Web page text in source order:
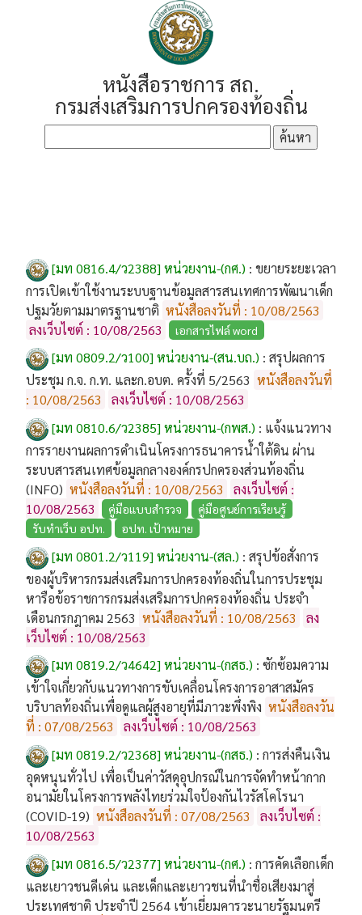
หนังสือราชการ สถ.
กรมส่งเสริมการปกครองท้องถิ่น
[มท 0816.4/ว2388] หน่วยงาน-(กศ.) : ขยายระยะเวลา
การเปิดเข้าใช้งานระบบฐานข้อมูลสารสนเทศการพัฒนาเด็ก
ปฐมวัยตามมาตรฐานชาติ หนังสือลงวันที่ : 10/08/2563
ลงเว็บไซต์ : 10/08/2563
เอกสารไฟล์ word
[มท 0809.2/ว100] หน่วยงาน-(สน.บถ.) : สรุปผลการ
ประชุม ก.จ. ก.ท. และก.อบต. ครั้งที่ 5/2563 หนังสือลงวันที่
: 10/08/2563
ลงเว็บไซต์ : 10/08/2563
[มท 0810.6/ว2385] หน่วยงาน-(กพส.) : แจ้งแนวทาง
การรายงานผลการดำเนินโครงการธนาคารน้ำใต้ดิน ผ่าน
ระบบสารสนเทศข้อมูลกลางองค์กรปกครองส่วนท้องถิ่น
(INFO) หนังสือลงวันที่ : 10/08/2563
ลงเว็บไซต์ :
10/08/2563
คู่มือแบบสำรวจ
คู่มือศูนย์การเรียนรู้
รับทำเว็บ อปท.
อปท. เป้าหมาย
[มท 0801.2/ว119] หน่วยงาน-(สล.) : สรุปข้อสั่งการ
ของผู้บริหารกรมส่งเสริมการปกครองท้องถิ่นในการประชุม
หารือข้อราชการกรมส่งเสริมการปกครองท้องถิ่น ประจำ
เดือนกรกฎาคม 2563 หนังสือลงวันที่ : 10/08/2563
ลง
เว็บไซต์ : 10/08/2563
[มท 0819.2/ว4642] หน่วยงาน-(กสธ.) : ซักซ้อมความ
เข้าใจเกี่ยวกับแนวทางการขับเคลื่อนโครงการอาสาสมัคร
บริบาลท้องถิ่นเพื่อดูแลผู้สูงอายุที่มีภาวะพึ่งพิง หนังสือลงวัน
ที่ : 07/08/2563
ลงเว็บไซต์ : 10/08/2563
[มท 0819.2/ว2368] หน่วยงาน-(กสธ.) : การส่งคืนเงิน
อุดหนุนทั่วไป เพื่อเป็นค่าวัสดุอุปกรณ์ในการจัดทำหน้ากาก
อนามัยในโครงการพลังไทยร่วมใจป้องกันไวรัสโคโรนา
(COVID-19) หนังสือลงวันที่ : 07/08/2563
ลงเว็บไซต์ :
10/08/2563
[มท 0816.5/ว2377] หน่วยงาน-(กศ.) : การคัดเลือกเด็ก
และเยาวชนดีเด่น และเด็กและเยาวชนที่นำชื่อเสียงมาสู่
ประเทศชาติ ประจำปี 2564 เข้าเยี่ยมคารวะนายรัฐมนตรี